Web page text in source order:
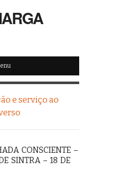
e serviço ao
CONSCIENTE –
SINTRA – 18 DE